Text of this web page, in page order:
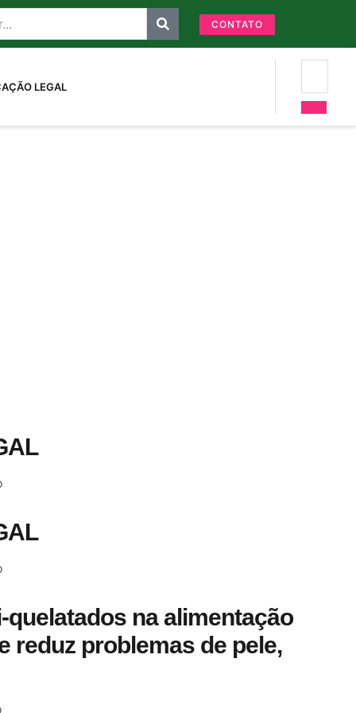
CONTATO
LEGAL
quelatados na alimentação
reduz problemas de pele,